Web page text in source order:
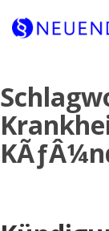
to
content